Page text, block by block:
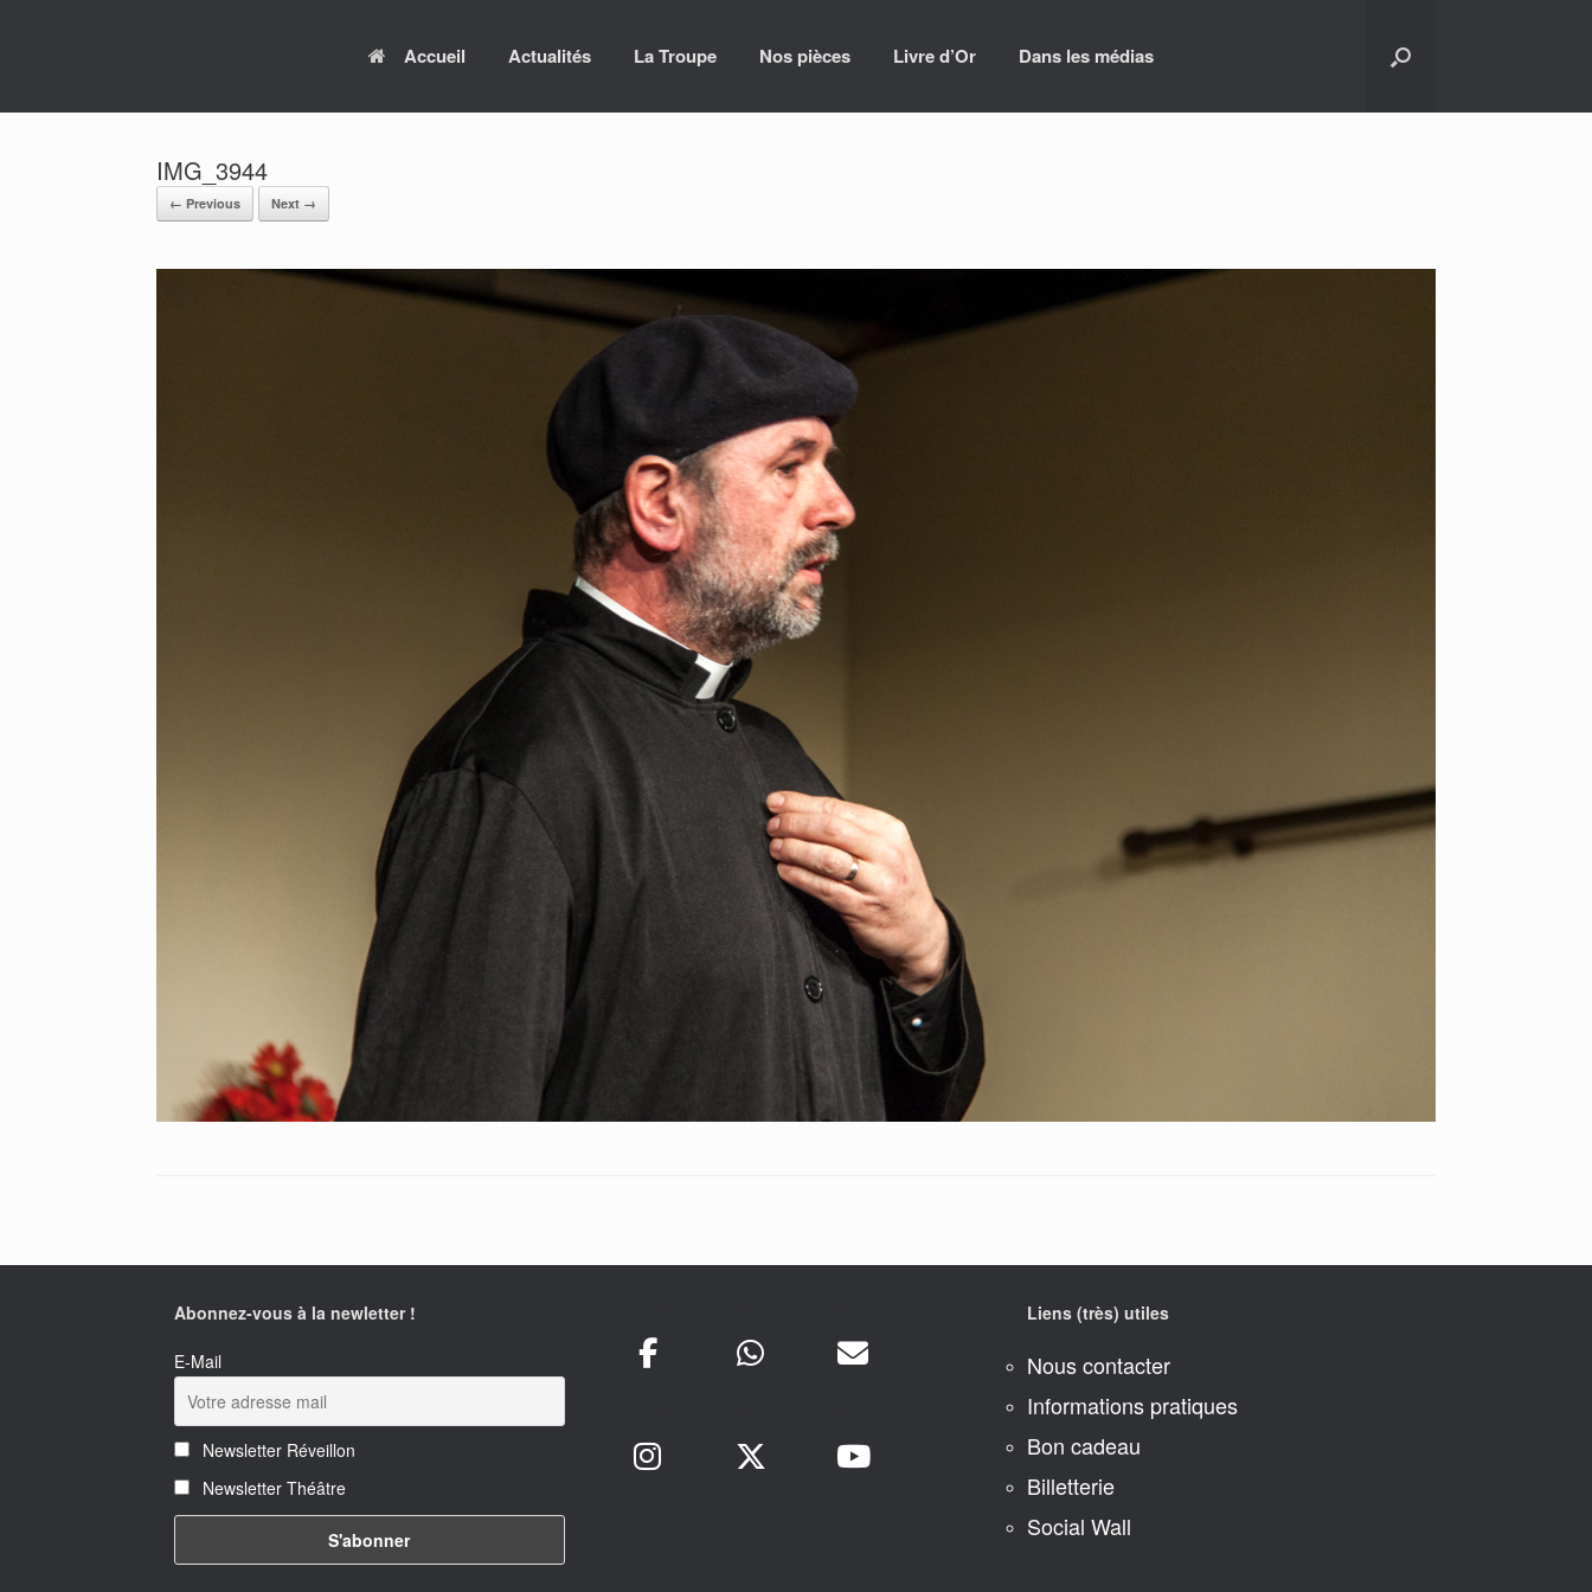
Accueil Actualités La Troupe Nos pièces Livre d’Or Dans les médias
IMG_3944
← Previous Next →
Abonnez-vous à la newletter !
E-Mail
Newsletter Réveillon
Newsletter Théâtre
Liens (très) utiles
Nous contacter
Informations pratiques
Bon cadeau
Billetterie
Social Wall